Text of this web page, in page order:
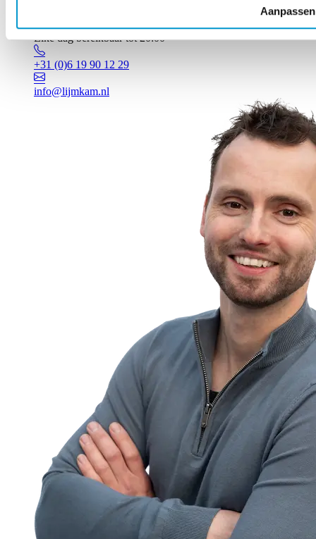
Aanpassen
Elke dag bereikbaar tot 20:00
+31 (0)6 19 90 12 29
info@lijmkam.nl